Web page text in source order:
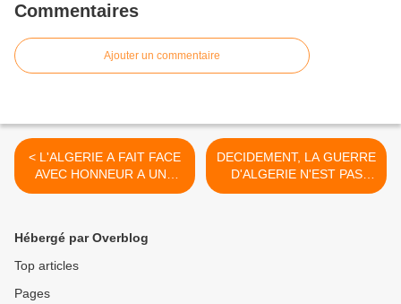
Commentaires
Ajouter un commentaire
< L'ALGERIE A FAIT FACE
AVEC HONNEUR A UNE
SITUATION DRAMATIQUE.
DECIDEMENT, LA GUERRE
D'ALGERIE N'EST PAS
FINIE. >
Hébergé par Overblog
Top articles
Pages